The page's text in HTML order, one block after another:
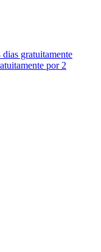
gratuitamente
por 2